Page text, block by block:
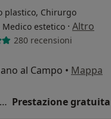
plastico, Chirurgo
Medico estetico · Altro
280 recensioni
al Campo • Mappa
Prima visita di chirurgia plastica Prestazione gratuita